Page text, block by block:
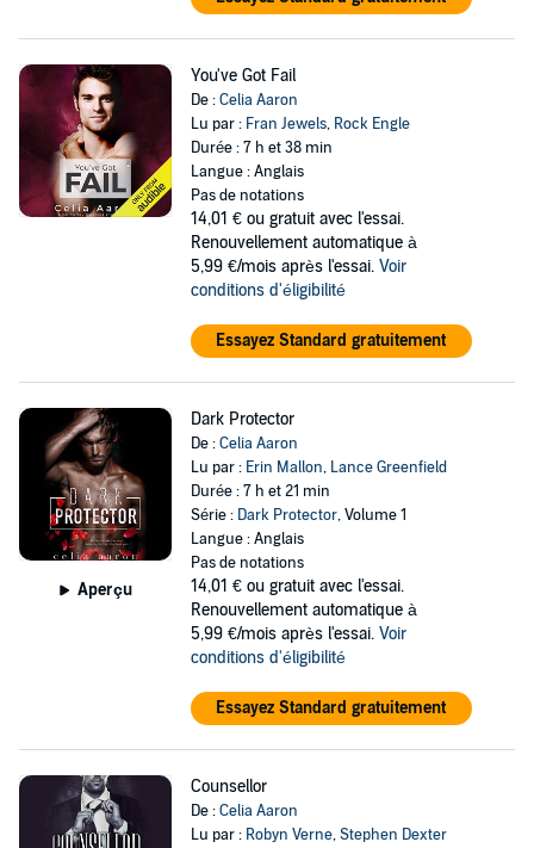
You've Got Fail
De :Celia Aaron
Lu par : Fran Jewels, Rock Engle
Durée : 7 h et 38 min
Langue : Anglais
Pas de notations
14,01 € ou gratuit avec l'essai.
Renouvellement automatique à
5,99 €/mois après l'essai. Voir
conditions d'éligibilité
Essayez Standard gratuitement
Aperçu
Dark Protector
De :Celia Aaron
Lu par : Erin Mallon, Lance Greenfield
Durée : 7 h et 21 min
Série : Dark Protector, Volume 1
Langue : Anglais
Pas de notations
14,01 € ou gratuit avec l'essai.
Renouvellement automatique à
5,99 €/mois après l'essai. Voir
conditions d'éligibilité
Essayez Standard gratuitement
Counsellor
De :Celia Aaron
Lu par : Robyn Verne,Stephen Dexter